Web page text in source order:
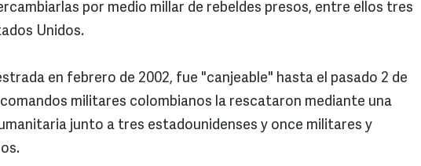
por medio millar de rebeldes presos, entre ellos tres
Unidos.
en febrero de 2002, fue "canjeable" hasta el pasado 2 de
militares colombianos la rescataron mediante una
junto a tres estadounidenses y once militares y